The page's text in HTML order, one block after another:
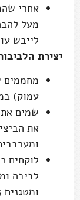
אחרי
לייבש
יצירת
מחממים
עמוק)
שמים
את
לוקחים
ומטגנים 2-3 דקות מכל צד, עד הזהבה יפה.